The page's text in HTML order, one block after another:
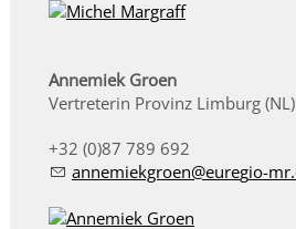
Annemiek Groen
Vertreterin Provinz Limburg (NL)
+32 (0)87 789 692
nn m kgr n r g -mr